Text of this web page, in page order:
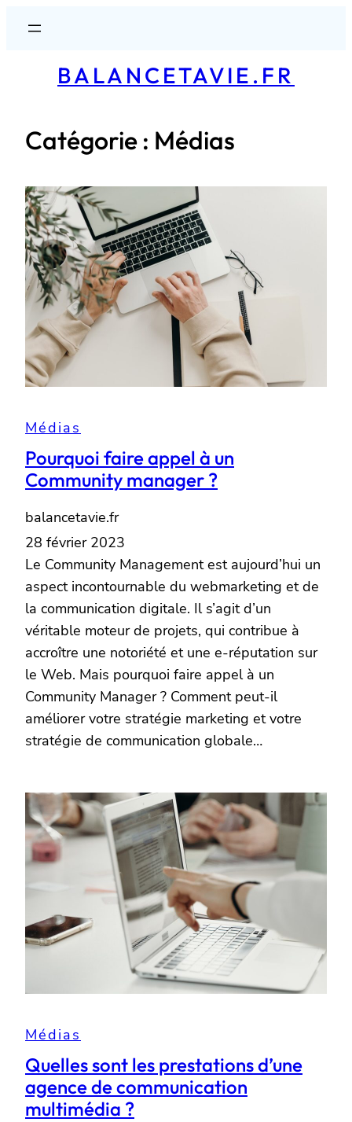
BALANCETAVIE.FR
Catégorie : Médias
Médias
Pourquoi faire appel à un
Community manager ?
balancetavie.fr
28 février 2023
Le Community Management est aujourd’hui un
aspect incontournable du webmarketing et de
la communication digitale. Il s’agit d’un
véritable moteur de projets, qui contribue à
accroître une notoriété et une e-réputation sur
le Web. Mais pourquoi faire appel à un
Community Manager ? Comment peut-il
améliorer votre stratégie marketing et votre
stratégie de communication globale…
Médias
Quelles sont les prestations d’une
agence de communication
multimédia ?